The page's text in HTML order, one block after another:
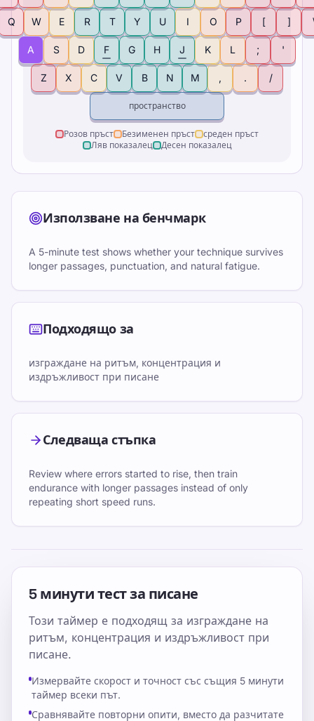
Q W E R T Y U I O P [ ]
A S D F G H J K L ; '
Z X C V B N M , . /
пространство
Розов пръст Безименен пръст
среден пръст
Ляв показалец
Десен показалец
Използване на бенчмарк
A 5-minute test shows whether your technique survives
longer passages, punctuation, and natural fatigue.
Подходящо за
изграждане на ритъм, концентрация и
издръжливост при писане
Следваща стъпка
Review where errors started to rise, then train
endurance with longer passages instead of only
repeating short speed runs.
5 минути тест за писане
Този таймер е подходящ за изграждане на
ритъм, концентрация и издръжливост при
писане.
Измервайте скорост и точност със същия 5 минути
таймер всеки път.
Сравнявайте повторни опити, вместо да разчитате